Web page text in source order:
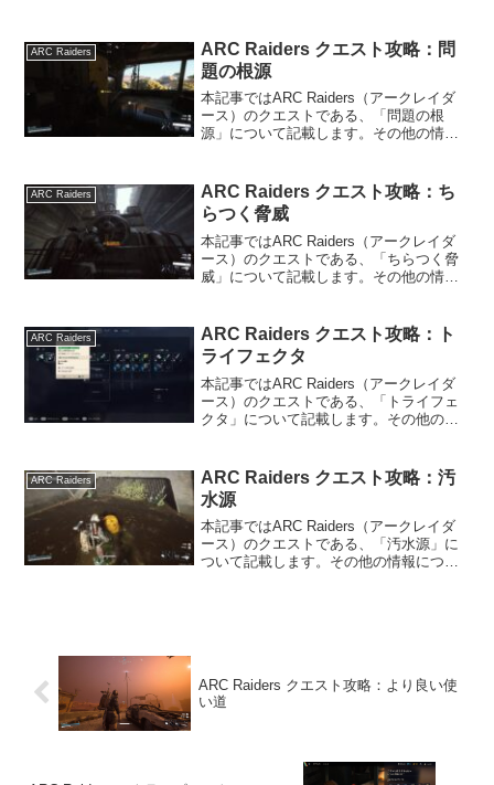
継がれる記憶の内容ARC Raiders...
ARC Raiders
ARC Raiders クエスト攻略：問
題の根源
本記事ではARC Raiders（アークレイダ
ース）のクエストである、「問題の根
源」について記載します。その他の情報
源の内容ARC Raidersのクエスト「...
ARC Raiders
ARC Raiders クエスト攻略：ち
らつく脅威
本記事ではARC Raiders（アークレイダ
ース）のクエストである、「ちらつく脅
威」について記載します。その他の情報
脅威の内容ARC Raidersのクエス...
ARC Raiders
ARC Raiders クエスト攻略：ト
ライフェクタ
本記事ではARC Raiders（アークレイダ
ース）のクエストである、「トライフェ
クタ」について記載します。その他の情
フェクタの内容ARC Raidersのク...
ARC Raiders
ARC Raiders クエスト攻略：汚
水源
本記事ではARC Raiders（アークレイダ
ース）のクエストである、「汚水源」に
ついて記載します。その他の情報につい
ARC Raiders クエスト攻略：より良い使
い道